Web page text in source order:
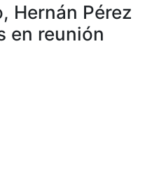
Hernán Pérez
en reunión